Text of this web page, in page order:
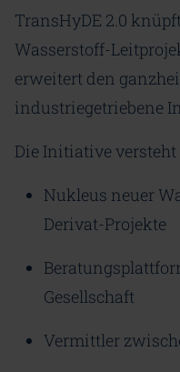
TransHyDE 2.0
Wasserstoff-
erweitert den
industriegetriebene
Die Initiative versteht
Nukleus neuer
Derivat-Projekte
Gesellschaft
Vermittler